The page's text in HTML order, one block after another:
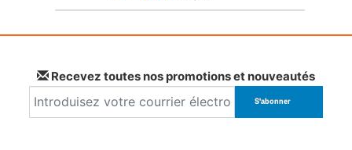
Recevez toutes nos promotions et nouveautés